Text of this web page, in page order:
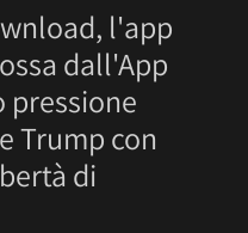
l'app
dall'App
pressione
Trump con
di